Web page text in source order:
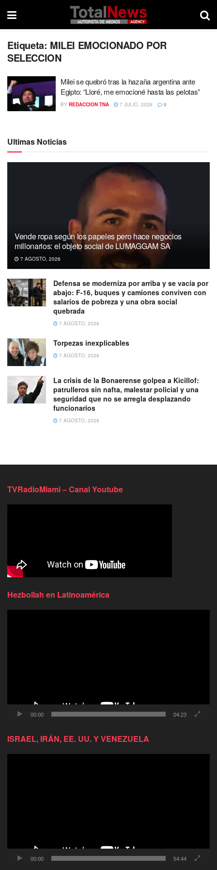
Etiqueta: MILEI EMOCIONADO POR
SELECCION
Milei se quebró tras la hazaña argentina ante
Egipto: “Lloré, me emocioné hasta las pelotas”
BY REDACCION TNA 7 JULIO, 2026 0
Ultimas Noticias
Vende ropa según los papeles pero hace negocios
millonarios: el objeto social de LUMAGGAM SA
7 AGOSTO, 2026
Defensa se moderniza por arriba y se vacía por
abajo: F-16, buques y camiones conviven con
salarios de pobreza y una obra social
quebrada
7 AGOSTO, 2026
Torpezas inexplicables
7 AGOSTO, 2026
La crisis de la Bonaerense golpea a Kicillof:
patrulleros sin nafta, malestar policial y una
seguridad que no se arregla desplazando
funcionarios
7 AGOSTO, 2026
TVRadioMiami – Canal Youtube
Hezbollah en Latinoamérica
00:00 04:23
ISRAEL, IRÁN, EE. UU. Y VENEZUELA
00:00 54:44